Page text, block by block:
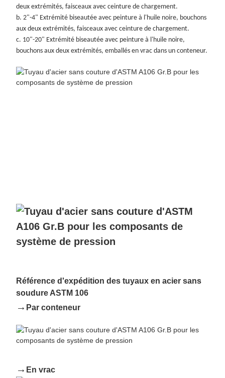
deux extrémités, faisceaux avec ceinture de chargement.
b. 2"-4" Extrémité biseautée avec peinture à l'huile noire, bouchons
aux deux extrémités, faisceaux avec ceinture de chargement.
c. 10"-20" Extrémité biseautée avec peinture à l'huile noire,
bouchons aux deux extrémités, emballés en vrac dans un conteneur.
Référence d'expédition des tuyaux en acier sans
soudure ASTM 106
→ Par conteneur
→ En vrac